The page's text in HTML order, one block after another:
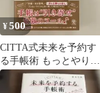
¥500
CITTA式未来を予約す
る手帳術 もっとやりた
いことなりたい私を叶
える!